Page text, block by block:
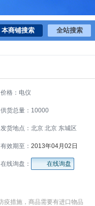
价格：电仪
供货总量：10000
发货地点：北京 北京 东城区
有效期至： 2013年04月02日
在线询盘： 在线询盘
疫措施，商品需要有进口物品